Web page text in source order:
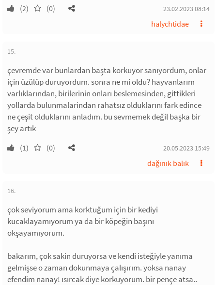
(2) (0) 23.02.2023 08:14
halychtidae
15.
çevremde var bunlardan başta korkuyor sanıyordum, onlar
için üzülüp duruyordum. sonra ne mi oldu? hayvanlarım
varlıklarından, birilerinin onları beslemesinden, gittikleri
yollarda bulunmalarindan rahatsız olduklarını fark edince
ne çeşit olduklarını anladım. bu sevmemek değil başka bir
şey artık
(1) (0) 20.05.2023 15:49
dağınık balık
16.
çok seviyorum ama korktuğum için bir kediyi
kucaklayamıyorum ya da bir köpeğin başını
okşayamıyorum.
bakarım, çok sakin duruyorsa ve kendi isteğiyle yanıma
gelmişse o zaman dokunmaya çalışırım. yoksa nanay
efendim nanay! ısırcak diye korkuyorum. bir pençe atsa..